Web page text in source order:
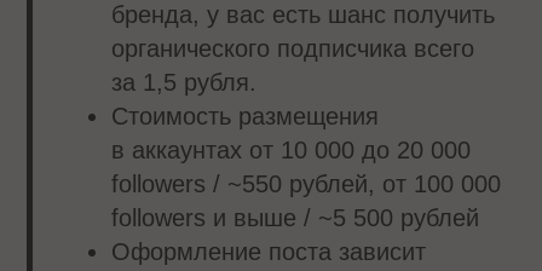
бренда, у вас есть шанс получить
органического подписчика всего
за 1,5 рубля.
Стоимость размещения
в аккаунтах от 10 000 до 20 000
followers / ~550 рублей, от 100 000
followers и выше / ~5 500 рублей
Оформление поста зависит